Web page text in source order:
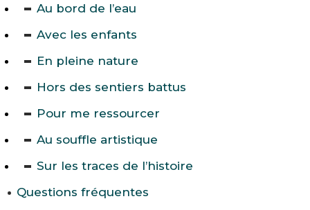
Au bord de l’eau
Avec les enfants
En pleine nature
Hors des sentiers battus
Pour me ressourcer
Au souffle artistique
Sur les traces de l’histoire
Questions fréquentes